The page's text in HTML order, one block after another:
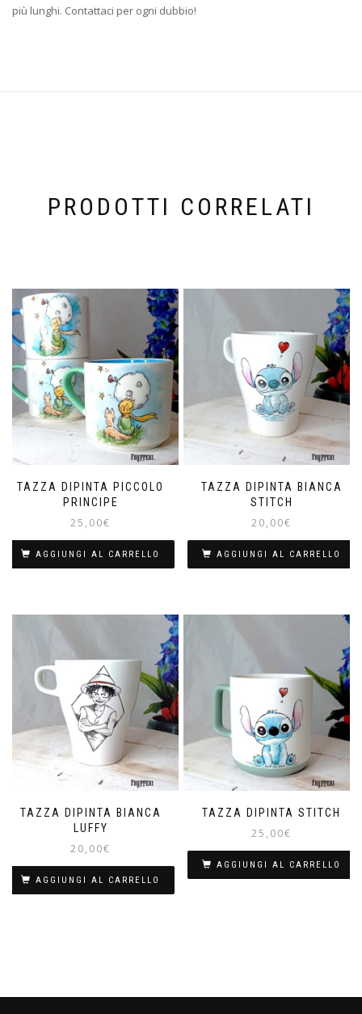
più lunghi. Contattaci per ogni dubbio!
PRODOTTI CORRELATI
TAZZA DIPINTA PICCOLO
PRINCIPE
25,00€
AGGIUNGI AL CARRELLO
TAZZA DIPINTA BIANCA
STITCH
20,00€
AGGIUNGI AL CARRELLO
TAZZA DIPINTA BIANCA
LUFFY
20,00€
AGGIUNGI AL CARRELLO
TAZZA DIPINTA STITCH
25,00€
AGGIUNGI AL CARRELLO